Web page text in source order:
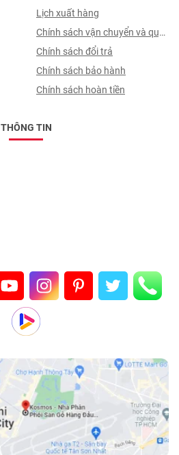
toán, quy trình ký hợp đồng
Lịch xuất hàng
Chính sách vận chuyển và quy
trình giao nhận
Chính sách đổi trả
Chính sách bảo hành
Chính sách hoàn tiền
THÔNG TIN